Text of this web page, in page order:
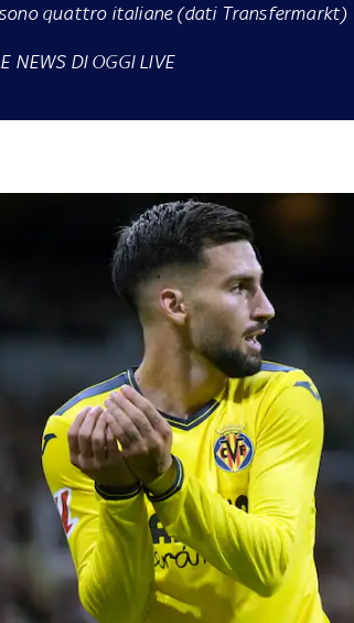
quattro italiane (dati Transfermarkt)
NEWS DI OGGI LIVE